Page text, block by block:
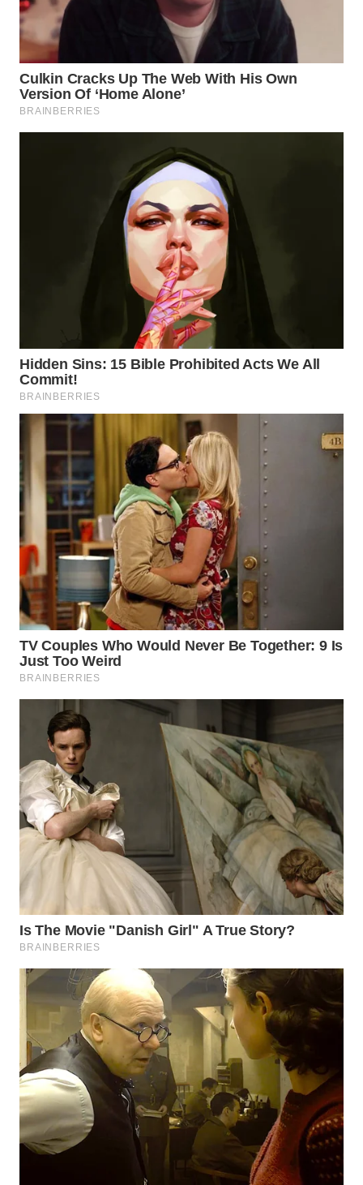
TINGGI
WN
PAKPAK
WN
WN
TAPANULI
UTARA
WN
WN
PADANG
WN
SUMEDANG
WN
CIANJUR
WN
KEPULAUAN
SERIBU
WN
TANGERANG
WN
BINJAI
CIREBON
WN
WN
KUNINGAN
WN
MAJALENGKA
WN
SUBANG